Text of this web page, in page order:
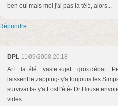
ben oui mais moi j'ai pas la télé, alors...
Répondre
DPL 11/09/2008 20:18
Arf... la télé... vaste sujet... gros débat...
laissent le zapping- y'a toujours les
survivants- y'a Lost l'été- Dr House
vides...